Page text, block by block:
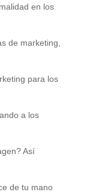
en los
de marketing,
para los
a los
Así
de tu mano